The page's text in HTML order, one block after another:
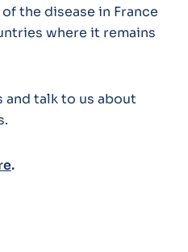
the disease in France
where it remains
and talk to us about
.